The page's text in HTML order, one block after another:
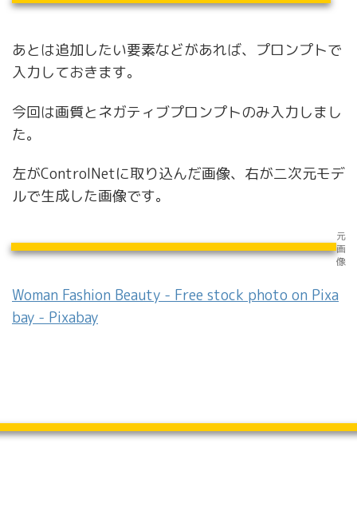
あとは追加したい要素などがあれば、プロンプトで
入力しておきます。
今回は画質とネガティブプロンプトのみ入力しまし
た。
左がControlNetに取り込んだ画像、右が二次元モデ
ルで生成した画像です。
元
画
像
Woman Fashion Beauty - Free stock photo on Pixa
bay - Pixabay